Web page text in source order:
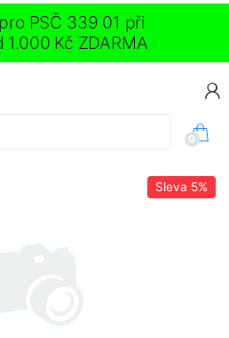
PSČ 339 01 při
Kč ZDARMA
0
Sleva 5%